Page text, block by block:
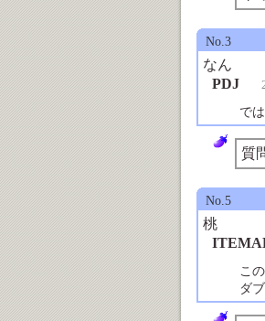
No.3
なん
PDJ
で
質
No.5
桃
こ
ダ